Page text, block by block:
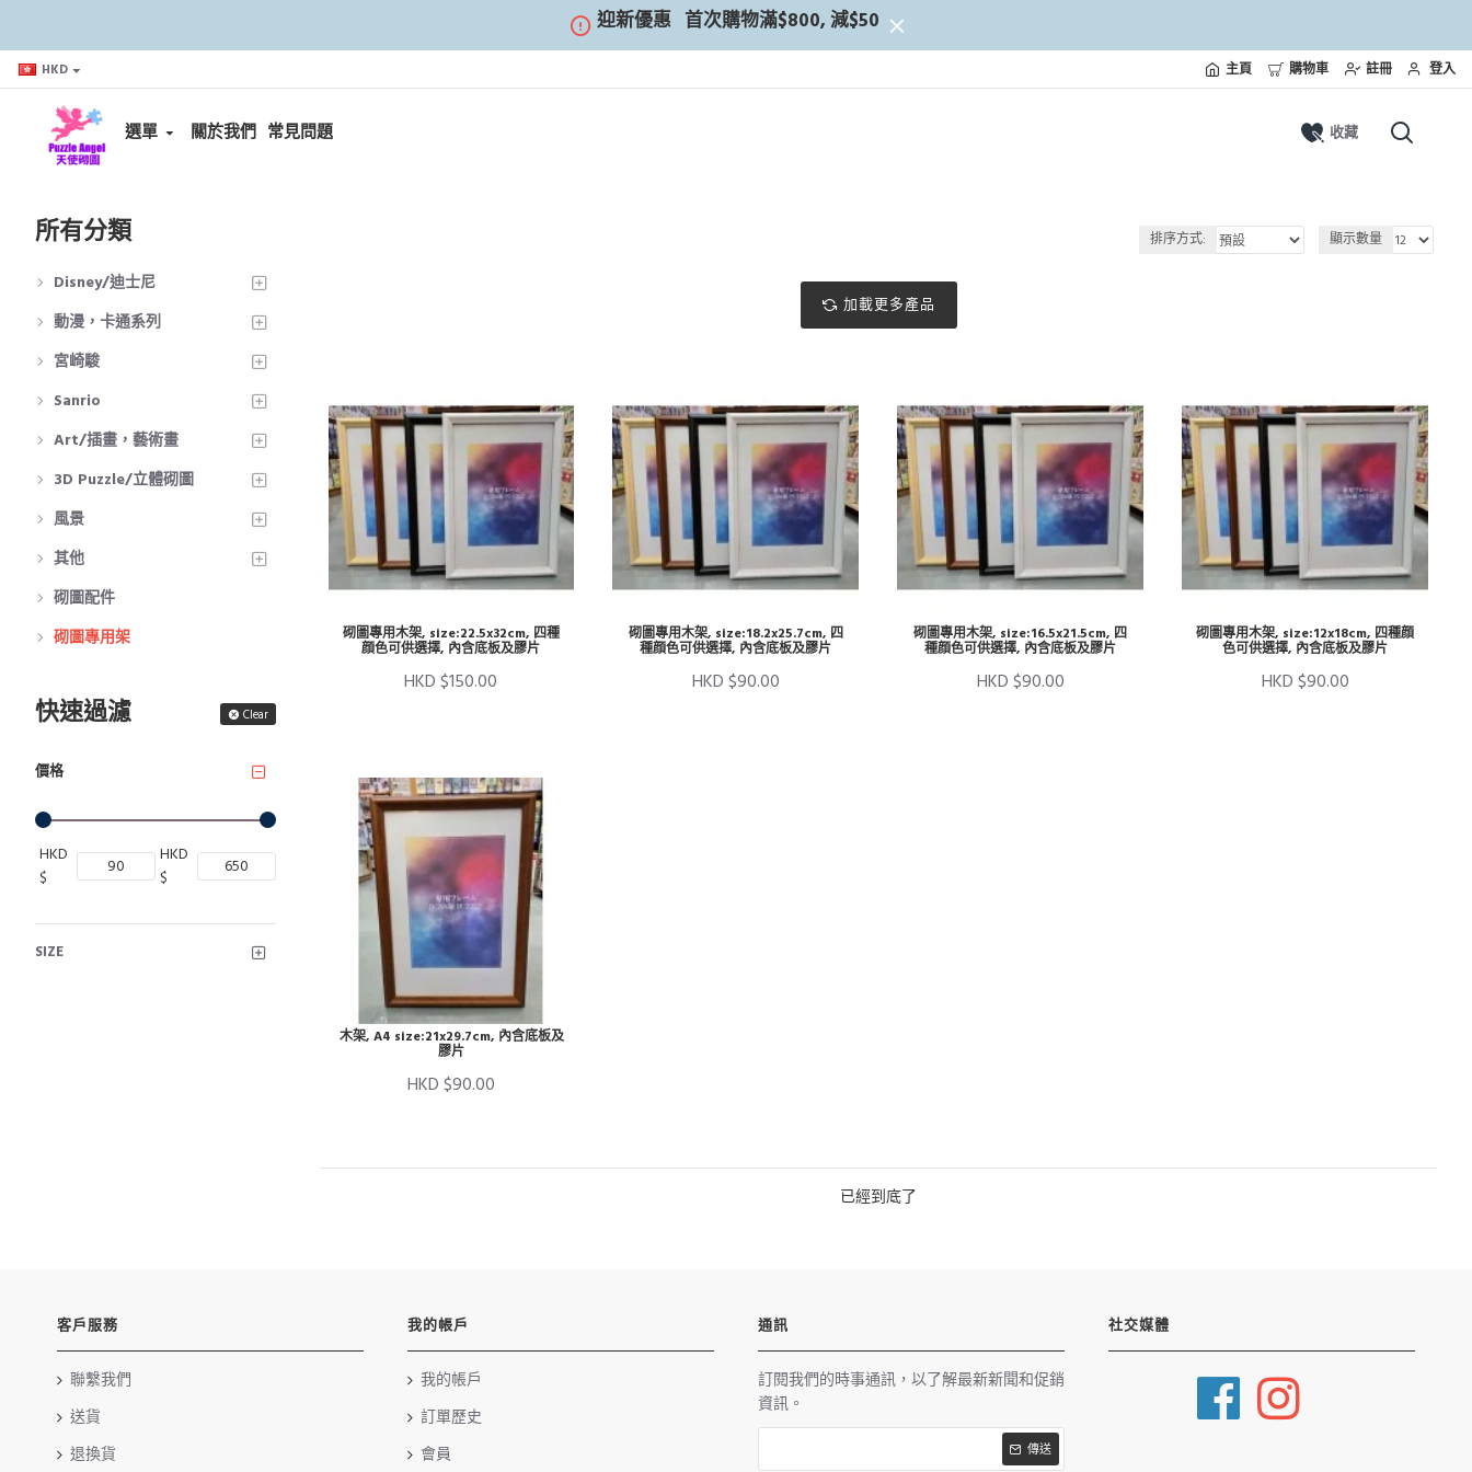
迎新優惠 首次購物滿$800, 減$50
HKD 主頁 購物車 註冊 登入
選單 關於我們 常見問題 收藏
所有分類
Disney/迪士尼
動漫，卡通系列
宮崎駿
Sanrio
Art/插畫，藝術畫
3D Puzzle/立體砌圖
風景
其他
砌圖配件
砌圖專用架
快速過濾 Clear
價格
HKD
$
HKD
$
SIZE
排序方式: 顯示數量
加載更多產品
砌圖專用木架, size:22.5x32cm, 四種
顔色可供選擇, 內含底板及膠片
HKD $150.00
砌圖專用木架, size:18.2x25.7cm, 四
種顔色可供選擇, 內含底板及膠片
HKD $90.00
砌圖專用木架, size:16.5x21.5cm, 四
種顔色可供選擇, 內含底板及膠片
HKD $90.00
砌圖專用木架, size:12x18cm, 四種顔
色可供選擇, 內含底板及膠片
HKD $90.00
木架, A4 size:21x29.7cm, 內含底板及
膠片
HKD $90.00
已經到底了
客戶服務
聯繫我們
送貨
退換貨
我的帳戶
我的帳戶
訂單歷史
會員
通訊
訂閱我們的時事通訊，以了解最新新聞和促銷
資訊。
傳送
社交媒體